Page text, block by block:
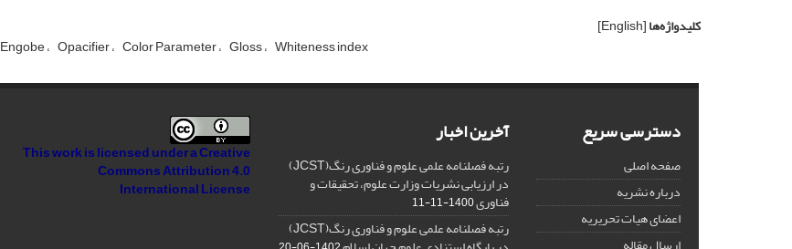
کلیدواژه‌ها[English]
Engobe Opacifier Color Parameter Gloss Whiteness index
دسترسی سریع
صفحه اصلی
درباره نشریه
اعضای هیات تحریریه
آخرین اخبار
رتبه فصلنامه علمی علوم و فناوری رنگ(JCST)
در ارزیابی نشریات وزارت علوم، تحقیقات و
فناوری1400-11-11
رتبه فصلنامه علمی علوم و فناوری رنگ(JCST)
This work is licensed under aCreative
Commons Attribution 4.0
International License